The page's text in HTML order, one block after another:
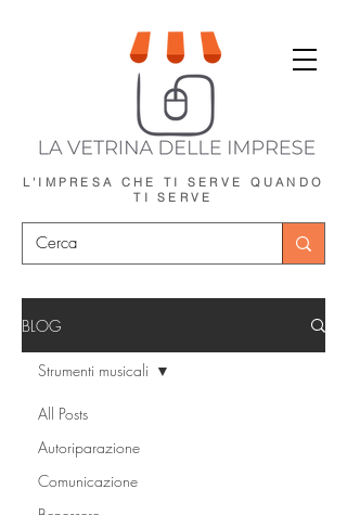
L'IMPRESA CHE TI SERVE QUANDO
TI SERVE
BLOG
All Posts
Autoriparazione
Comunicazione
Strumenti musicali